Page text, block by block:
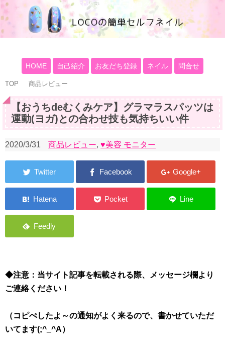
100均大好きママブログ
HOME 自己紹介 お友だち登録 ネイル 問合せ
TOP 商品レビュー
【おうちdeむくみケア】グラマラスパッツは
運動(ヨガ)との合わせ技も気持ちいい件
2020/3/31 商品レビュー,♥美容 モニター
◆注意：当サイト記事を転載される際、メッセージ欄より
ご連絡ください！
（コピぺしたよ～の通知がよく来るので、書かせていただ
いてます(;^_^A）